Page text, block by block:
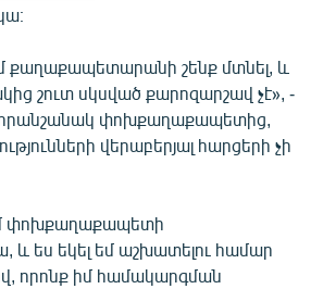
քաղաքապետարանի շենք մտնել, և
շուտ սկսված քարոզարշավ չէ», -
փոխքաղաքապետից,
վերաբերյալ հարցերի չի
փոխքաղաքապետի
և ես եկել եմ աշխատելու համար
որոնք իմ համակարգման